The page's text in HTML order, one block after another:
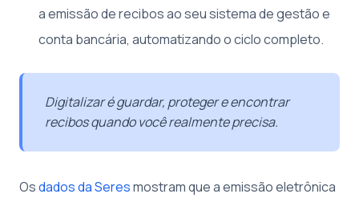
a emissão de recibos ao seu sistema de gestão e
conta bancária, automatizando o ciclo completo.
Digitalizar é guardar, proteger e encontrar
recibos quando você realmente precisa.
Osdados da Seresmostram que a emissão eletrônica